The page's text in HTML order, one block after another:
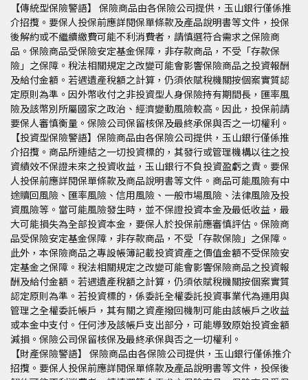
【傳統型保險警語】 保險商品由各保險公司提供，玉山銀行僅係推
介招攬。要保人投保前應詳閱保單條款及產品說明書等文件，投保
後解約或不繼續繳費可能不利消費者，請慎選符合需求之保險商
品。保險商品受保險安定基金保障，非存款商品，不受「存款保
險」之保障。稅法相關規定之改變可能會影響保險商品之投資報酬
及給付金額。若遇遺產稅額之計算，仍須依賦稅機關按個案實質認
定原則為準。因外幣收付之非投資型人身保險持有期間長，匯率風
險及該幣別所屬國家之政治、經濟變動風險較高。因此，投保前請
要保人審慎衡量。保險公司保留核保及最終承保與否之一切權利。
【投資型保險警語】保險商品由各保險公司提供，玉山銀行僅係推
介招攬。商品所連結之一切投資標的，其發行或管理機構以往之投
資績效不保證未來之投資收益，玉山銀行不負投資盈虧之責。要保
人投保前應詳閱保單條款及商品說明書等文件。商品可能風險有中
途贖回風險、匯率風險、信用風險、一般市場風險、法律風險及投
資風險等。當可能風險發生時，並不保證投資本金及最低收益，最
大可能損失為全部投資本金，要保人於投保前應審慎評估。保險商
品受保險安定基金保障，非存款商品，不受「存款保險」之保障。
此外，本保險商品之專設帳簿記載投資資產之價值金額不受保險安
定基金之保障。稅法相關規定之改變可能會影響保險商品之投資報
酬及給付金額。若遇遺產稅額之計算，仍須依賦稅機關按個案實質
認定原則為準。若投資標的，係委託全權委託投資事業代為運用與
管理之全權委託帳戶，其有關之資產撥回機制可能由該帳戶之收益
或本金中支付。任何涉及該帳戶支出部分，可能導致原始投資金額
減損。保險公司保留核保及最終承保與否之一切權利。
【財產保險警語】 保險商品由各保險公司提供，玉山銀行僅係推介
招攬。要保人投保前應詳閱保單條款及產品說明書等文件，投保後